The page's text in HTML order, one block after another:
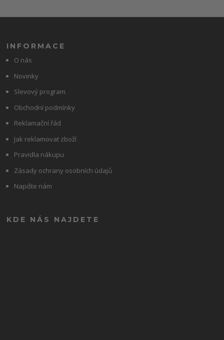
INFORMACE
O nás
Novinky
Slevový program
Obchodní podmínky
Reklamační řád
Jak reklamovat zboží
Pravidla nákupu
Zásady ochrany osobních údajů
Napište nám
KDE NÁS NAJDETE